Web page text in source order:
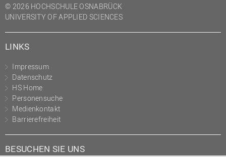
© 2026 HOCHSCHULE OSNABRÜCK
UNIVERSITY OF APPLIED SCIENCES
LINKS
Impressum
Datenschutz
HS Home
Personensuche
Medienkontakt
Barrierefreiheit
BESUCHEN SIE UNS